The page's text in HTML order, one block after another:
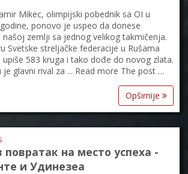
Mikec, olimpijski pobednik sa OI u
ponovo je uspeo da donese
zemlji sa jednog velikog takmičenja.
Svetske streljačke federacije u Rušama
upiše 583 kruga i tako dođe do novog zlata.
je glavni rival za ... Read more The post …
Opširnije
на место успеха -
и Удинезеа